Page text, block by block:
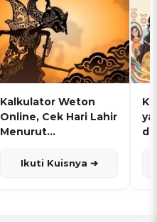
Kalkulator Weton
Online, Cek Hari Lahir
Menurut
Ikuti Kuisnya ➔